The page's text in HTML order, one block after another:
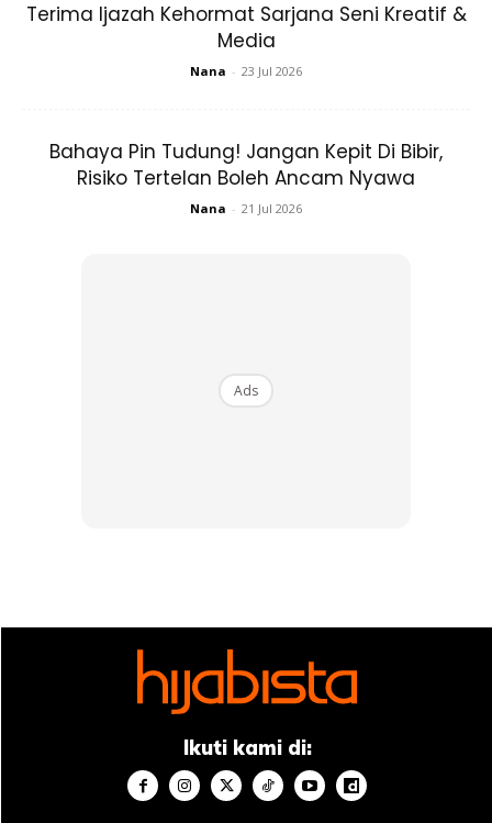
“Alhamdulillah, syukur ke hadrat Ilahi majlis pernikahan
berjalan dengan lancar.
Ads
Bella dan suami,”
Terima Ijazah Kehormat Sarjana Seni Kreatif &
Media
Nana - 23 Jul 2026
Bahaya Pin Tudung! Jangan Kepit Di Bibir,
Risiko Tertelan Boleh Ancam Nyawa
Nana - 21 Jul 2026
Ads
Ikuti kami di: